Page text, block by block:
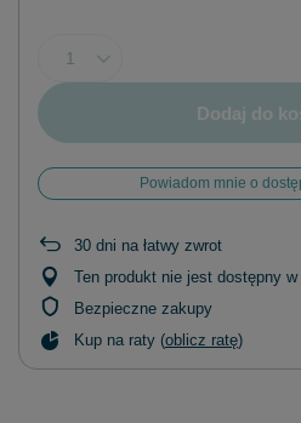
Dodaj do
Powiadom mnie o
30 dni na łatwy zwrot
Ten produkt nie jest dostępny
Bezpieczne zakupy
Kup na raty (oblicz ratę)